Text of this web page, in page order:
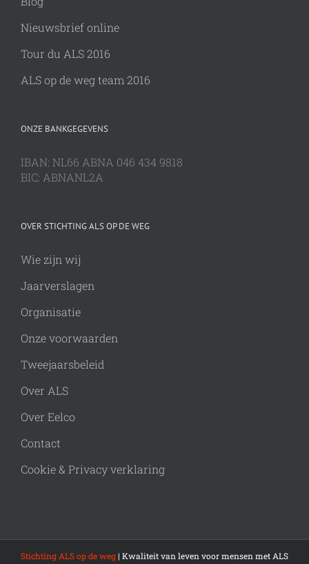
Nieuwsbrief online
Tour du ALS 2016
ALS op de weg team 2016
ONZE BANKGEGEVENS
IBAN: NL66 ABNA 046 434 9818
BIC: ABNANL2A
OVER STICHTING ALS OP DE WEG
Wie zijn wij
Jaarverslagen
Organisatie
Onze voorwaarden
Tweejaarsbeleid
Over ALS
Over Eelco
Contact
Cookie & Privacy verklaring
Stichting ALS op de weg| Kwaliteit van leven voor mensen met ALS